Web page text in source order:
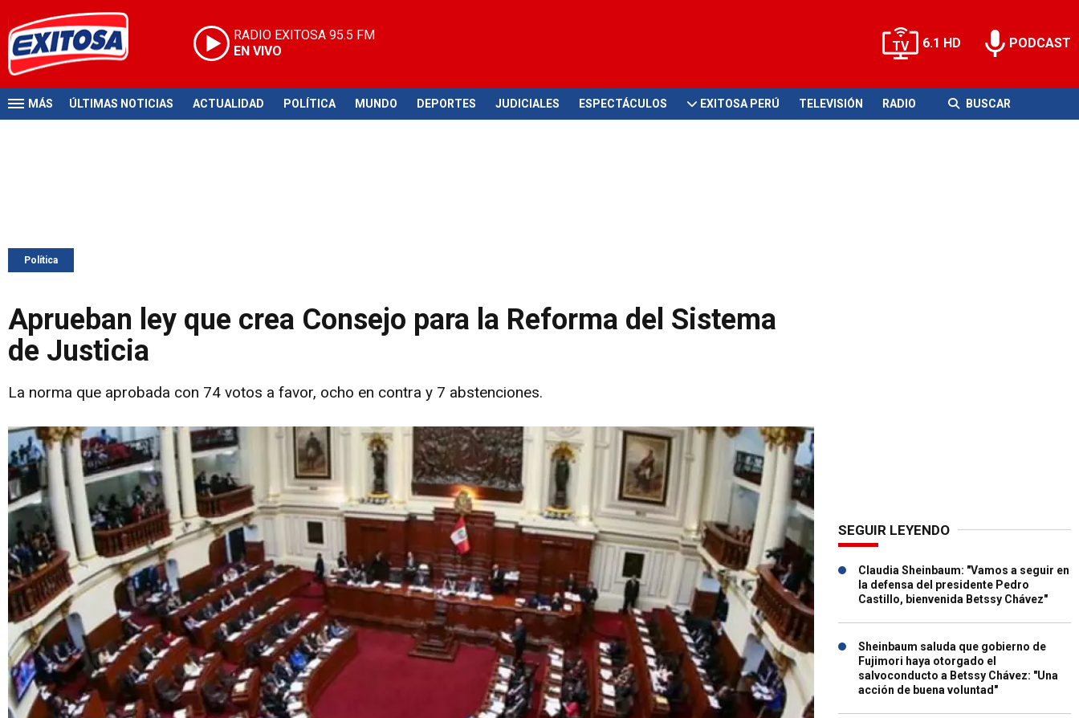
RADIO EXITOSA 95.5 FM
EN VIVO
6.1 HD PODCAST
MÁS ÚLTIMAS NOTICIAS ACTUALIDAD POLÍTICA MUNDO DEPORTES JUDICIALES ESPECTÁCULOS EXITOSA PERÚ TELEVISIÓN RADIO BUSCAR
Política
Aprueban ley que crea Consejo para la Reforma del Sistema
de Justicia
La norma que aprobada con 74 votos a favor, ocho en contra y 7 abstenciones.
SEGUIR LEYENDO
Claudia Sheinbaum: "Vamos a seguir en
la defensa del presidente Pedro
Castillo, bienvenida Betssy Chávez"
Sheinbaum saluda que gobierno de
Fujimori haya otorgado el
salvoconducto a Betssy Chávez: "Una
acción de buena voluntad"